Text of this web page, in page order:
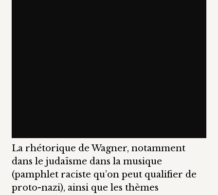
La rhétorique de Wagner, notamment
dans le judaïsme dans la musique
(pamphlet raciste qu’on peut qualifier de
proto-nazi), ainsi que les thèmes